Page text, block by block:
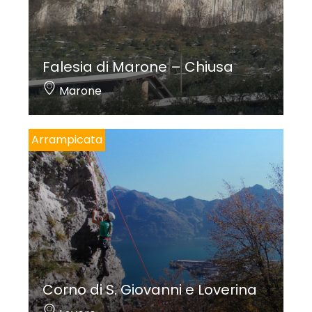
Falesia di Marone – Chiusa
Marone
Arrampicata
Corno di S. Giovanni e Loverina